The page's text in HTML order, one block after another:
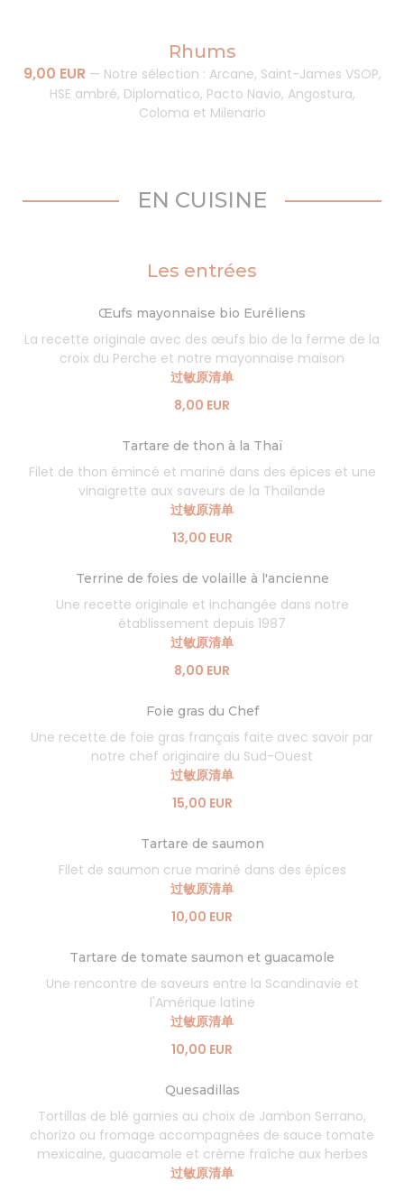
Rhums
9,00 EUR — Notre sélection : Arcane, Saint-James VSOP,
HSE ambré, Diplomatico, Pacto Navio, Angostura,
Coloma et Milenario
EN CUISINE
Les entrées
Œufs mayonnaise bio Euréliens
La recette originale avec des œufs bio de la ferme de la
croix du Perche et notre mayonnaise maison
过敏原清单
8,00 EUR
Tartare de thon à la Thaï
Filet de thon émincé et mariné dans des épices et une
vinaigrette aux saveurs de la Thaïlande
过敏原清单
13,00 EUR
Terrine de foies de volaille à l'ancienne
Une recette originale et inchangée dans notre
établissement depuis 1987
过敏原清单
8,00 EUR
Foie gras du Chef
Une recette de foie gras français faite avec savoir par
notre chef originaire du Sud-Ouest
过敏原清单
15,00 EUR
Tartare de saumon
Filet de saumon crue mariné dans des épices
过敏原清单
10,00 EUR
Tartare de tomate saumon et guacamole
Une rencontre de saveurs entre la Scandinavie et
l'Amérique latine
过敏原清单
10,00 EUR
Quesadillas
Tortillas de blé garnies au choix de Jambon Serrano,
chorizo ou fromage accompagnées de sauce tomate
mexicaine, guacamole et crème fraîche aux herbes
过敏原清单